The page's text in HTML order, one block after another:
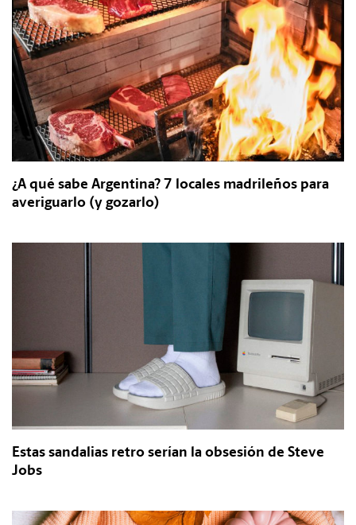
¿A qué sabe Argentina? 7 locales madrileños para
averiguarlo (y gozarlo)
Estas sandalias retro serían la obsesión de Steve
Jobs